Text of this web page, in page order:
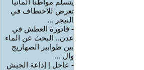
يتسلم مواطنا ألمانيا
تعرض للاختطاف في
النيجر ...
- فاتورة العطش في
عدن.. البحث عن الماء
بين طوابير الصهاريج
وال ...
- عاجل | إذاعة الجيش